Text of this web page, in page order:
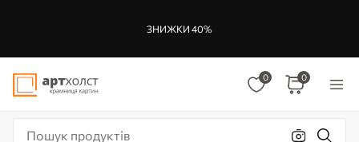
ЗНИЖКИ 40%
0 0